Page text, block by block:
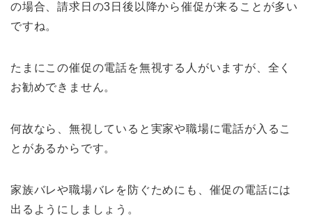
の場合、請求日の3日後以降から催促が来ることが多い
ですね。
たまにこの催促の電話を無視する人がいますが、全く
お勧めできません。
何故なら、無視していると実家や職場に電話が入るこ
とがあるからです。
家族バレや職場バレを防ぐためにも、催促の電話には
出るようにしましょう。